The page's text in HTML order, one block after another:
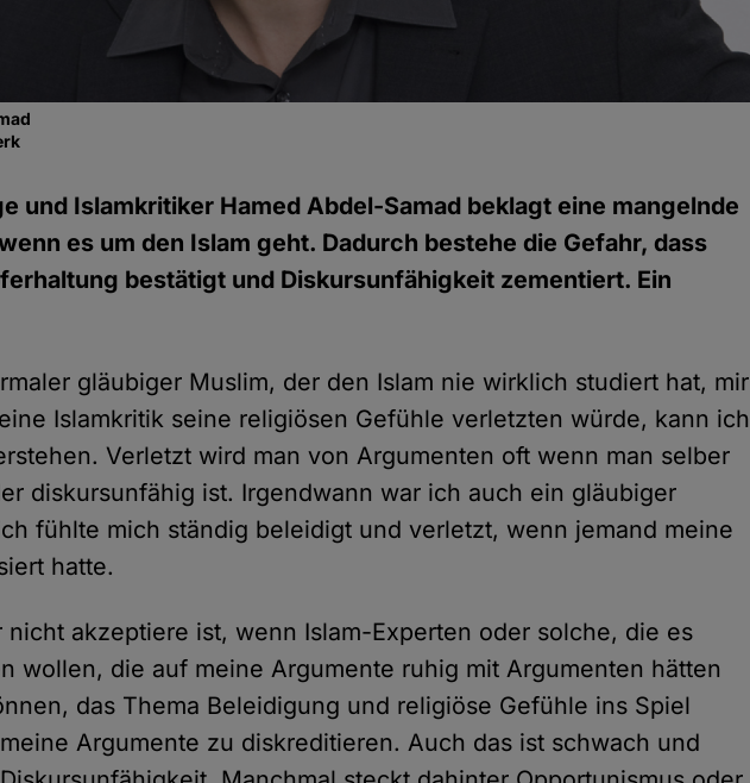
und Islamkritiker Hamed Abdel-Samad beklagt eine mangelnde
es um den Islam geht. Dadurch bestehe die Gefahr, dass
bestätigt und Diskursunfähigkeit zementiert. Ein
gläubiger Muslim, der den Islam nie wirklich studiert hat, mir
Islamkritik seine religiösen Gefühle verletzten würde, kann ich
Verletzt wird man von Argumenten oft wenn man selber
diskursunfähig ist. Irgendwann war ich auch ein gläubiger
fühlte mich ständig beleidigt und verletzt, wenn jemand meine
hatte.
nicht akzeptiere ist, wenn Islam-Experten oder solche, die es
wollen, die auf meine Argumente ruhig mit Argumenten hätten
das Thema Beleidigung und religiöse Gefühle ins Spiel
Argumente zu diskreditieren. Auch das ist schwach und